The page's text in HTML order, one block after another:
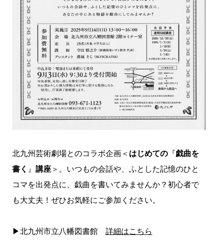
北九州芸術劇場とのコラボ企画＜ はじめての『戯曲を
書く 』 講座＞。いつもの会話や、ふとした記憶のひと
コマを出発点に、戯曲を書いてみませんか？初心者で
も大丈夫！ぜひお気軽にご参加ください。
▶北九州市立八幡図書館 詳細はこちら